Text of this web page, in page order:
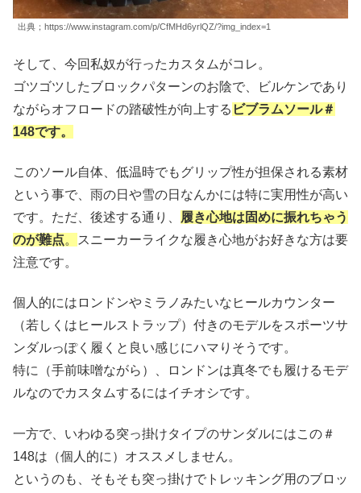
出典；https://www.instagram.com/p/CfMHd6yrlQZ/?img_index=1
そして、今回私奴が行ったカスタムがコレ。
ゴツゴツしたブロックパターンのお陰で、ビルケンであり
ながらオフロードの踏破性が向上する ビブラムソール＃
148です。
このソール自体、低温時でもグリップ性が担保される素材
という事で、雨の日や雪の日なんかには特に実用性が高い
です。ただ、後述する通り、
履き心地は固めに振れちゃう
のが難点。
スニーカーライクな履き心地がお好きな方は要
注意です。
個人的にはロンドンやミラノみたいなヒールカウンター
（若しくはヒールストラップ）付きのモデルをスポーツサ
ンダルっぽく履くと良い感じにハマりそうです。
特に（手前味噌ながら）、ロンドンは真冬でも履けるモデ
ルなのでカスタムするにはイチオシです。
一方で、いわゆる突っ掛けタイプのサンダルにはこの＃
148は（個人的に）オススメしません。
というのも、そもそも突っ掛けでトレッキング用のブロッ